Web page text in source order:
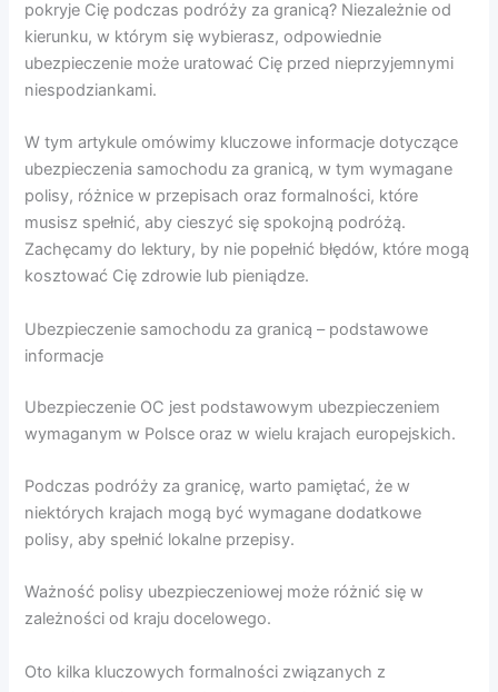
pokryje Cię podczas podróży za granicą? Niezależnie od
kierunku, w którym się wybierasz, odpowiednie
ubezpieczenie może uratować Cię przed nieprzyjemnymi
niespodziankami.
W tym artykule omówimy kluczowe informacje dotyczące
ubezpieczenia samochodu za granicą, w tym wymagane
polisy, różnice w przepisach oraz formalności, które
musisz spełnić, aby cieszyć się spokojną podróżą.
Zachęcamy do lektury, by nie popełnić błędów, które mogą
kosztować Cię zdrowie lub pieniądze.
Ubezpieczenie samochodu za granicą – podstawowe
informacje
Ubezpieczenie OC jest podstawowym ubezpieczeniem
wymaganym w Polsce oraz w wielu krajach europejskich.
Podczas podróży za granicę, warto pamiętać, że w
niektórych krajach mogą być wymagane dodatkowe
polisy, aby spełnić lokalne przepisy.
Ważność polisy ubezpieczeniowej może różnić się w
zależności od kraju docelowego.
Oto kilka kluczowych formalności związanych z